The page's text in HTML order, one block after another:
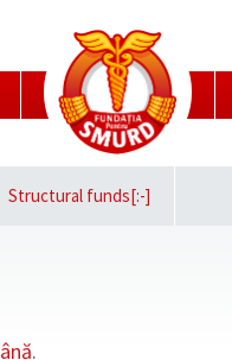
Structural funds[:-]
.